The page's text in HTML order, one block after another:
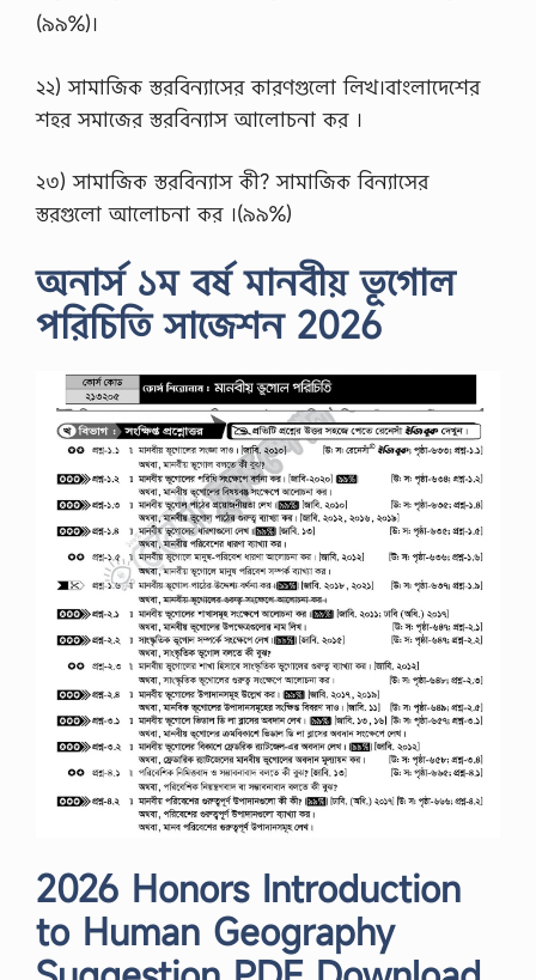
(৯৯%)।
২২) সামাজিক স্তরবিন্যাসের কারণগুলাে লিখ।বাংলাদেশের
শহর সমাজের স্তরবিন্যাস আলােচনা কর ।
২৩) সামাজিক স্তরবিন্যাস কী? সামাজিক বিন্যাসের
স্তরগুলাে আলােচনা কর ।(৯৯%)
অনার্স ১ম বর্ষ মানবীয় ভূগোল
পরিচিতি সাজেশন 2026
2026 Honors Introduction
to Human Geography